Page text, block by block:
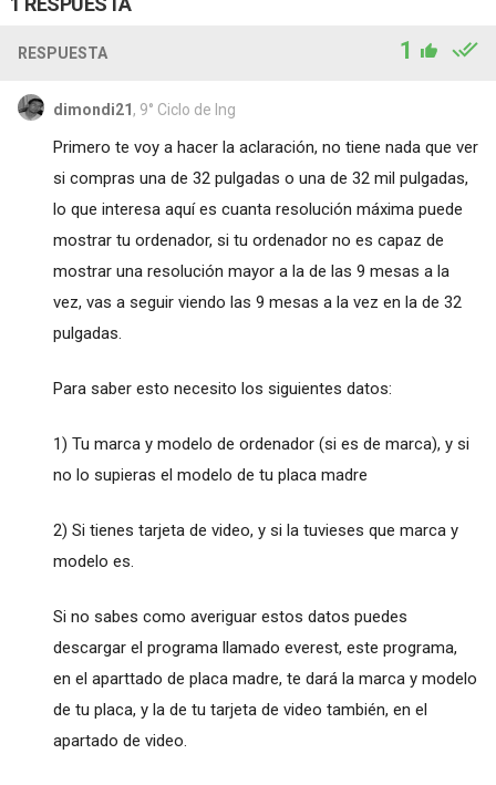
RESPUESTA 1
dimondi21 , 9° Ciclo de Ing
Primero te voy a hacer la aclaración, no tiene nada que ver
si compras una de 32 pulgadas o una de 32 mil pulgadas,
lo que interesa aquí es cuanta resolución máxima puede
mostrar tu ordenador, si tu ordenador no es capaz de
mostrar una resolución mayor a la de las 9 mesas a la
vez, vas a seguir viendo las 9 mesas a la vez en la de 32
pulgadas.
Para saber esto necesito los siguientes datos:
1) Tu marca y modelo de ordenador (si es de marca), y si
no lo supieras el modelo de tu placa madre
2) Si tienes tarjeta de video, y si la tuvieses que marca y
modelo es.
Si no sabes como averiguar estos datos puedes
descargar el programa llamado everest, este programa,
en el aparttado de placa madre, te dará la marca y modelo
de tu placa, y la de tu tarjeta de video también, en el
apartado de video.